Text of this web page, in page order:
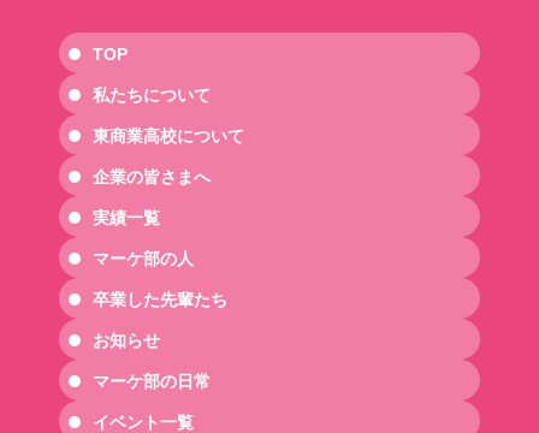
TOP
私たちについて
東商業高校について
企業の皆さまへ
実績一覧
マーケ部の人
卒業した先輩たち
お知らせ
マーケ部の日常
イベント一覧